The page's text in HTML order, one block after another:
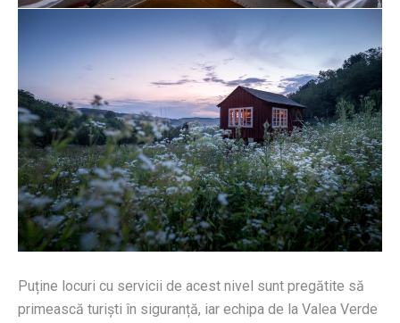
Puține locuri cu servicii de acest nivel sunt pregătite să
primească turiști în siguranță, iar echipa de la Valea Verde